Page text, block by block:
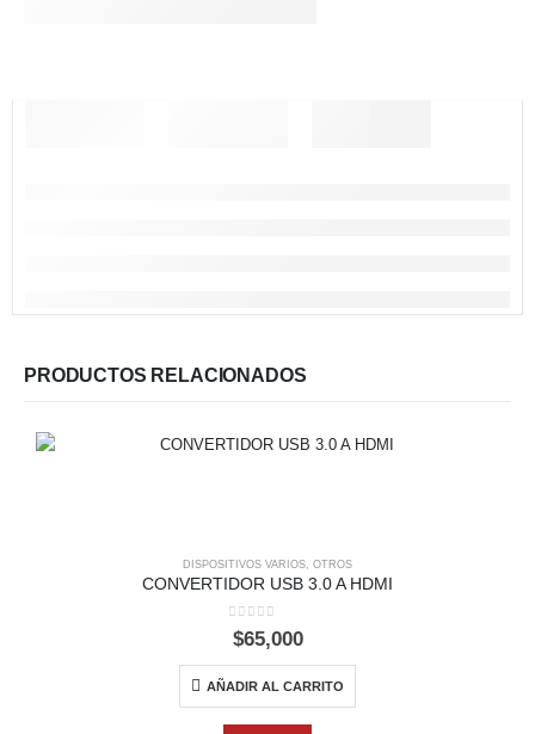
PRODUCTOS RELACIONADOS
DISPOSITIVOS VARIOS, OTROS
CONVERTIDOR USB 3.0 A HDMI
0out of 5
$65,000
AÑADIR AL CARRITO